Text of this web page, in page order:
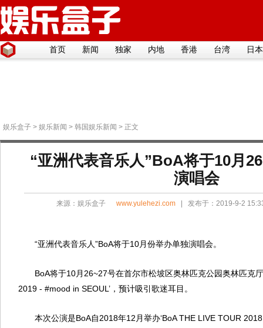
首页 新闻 独家 内地 香港 台湾 日本
娱乐盒子 > 娱乐新闻 > 韩国娱乐新闻 > 正文
“亚洲代表音乐人”BoA将于10月
演唱会
来源： 娱乐盒子 www.yulehezi.com | 发布于：2019-9-2
“亚洲代表音乐人”BoA将于10月份举办单独演唱会。
BoA将于10月26~27号在首尔市松坡区奥林匹克公园奥林匹克厅
2019 - #mood in SEOUL’，预计吸引歌迷耳目。
本次公演是BoA自2018年12月举办‘BoA THE LIVE TOUR 2018